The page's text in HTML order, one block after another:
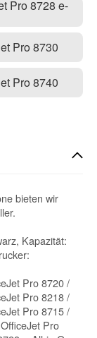
Pro 8728 e-
Pro 8730
Pro 8740
bieten wir
Kapazität:
Pro 8720 /
Pro 8218 /
Pro 8715 /
Pro